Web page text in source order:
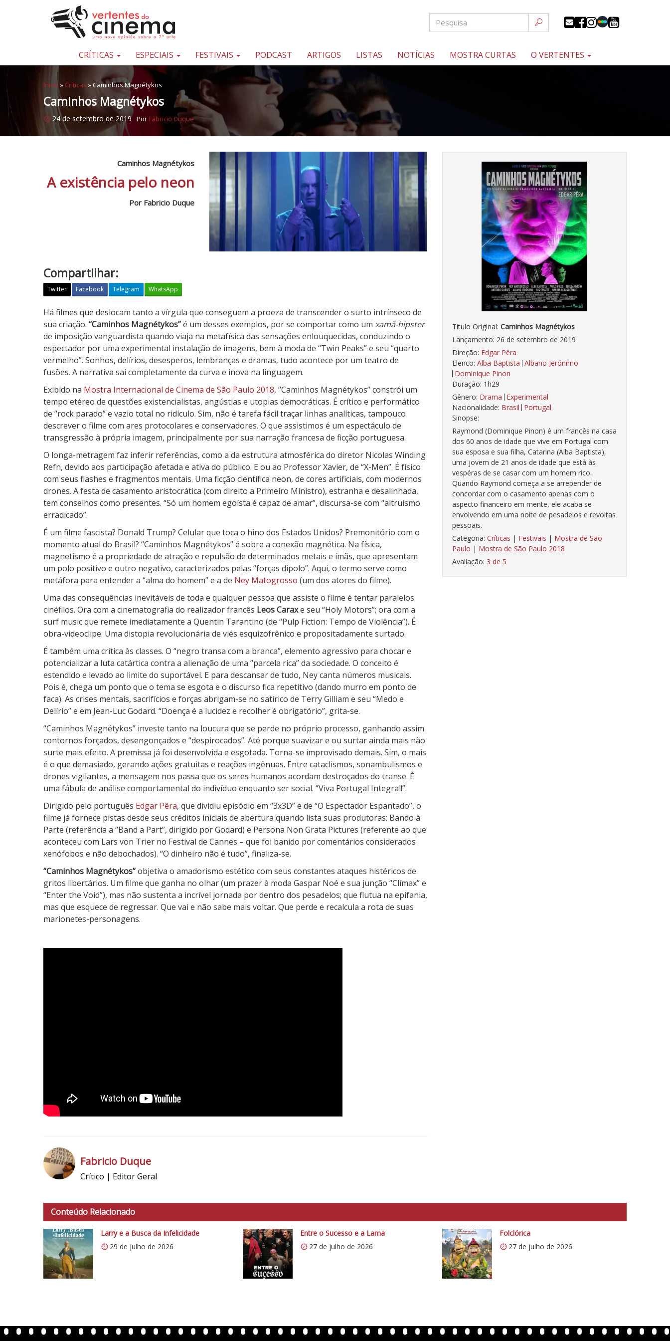
Pular para o conteúdo
Uma
sobre
sétima
arte
CRÍTICAS ESPECIAIS FESTIVAIS PODCAST ARTIGOS LISTAS NOTÍCIAS MOSTRA CURTAS O VERTENTES
Início » Críticas »Caminhos Magnétykos
Caminhos Magnétykos
24 de setembro de 2019 Por Fabricio Duque
Título Original: Caminhos Magnétykos
Lançamento: 26 de setembro de 2019
Direção: Edgar Pêra
Elenco: Alba Baptista Albano Jerónimo
Dominique Pinon
Duração: 1h29
Gênero: Drama Experimental
Nacionalidade: Brasil Portugal
Sinopse:
Raymond (Dominique Pinon) é um francês na casa
dos 60 anos de idade que vive em Portugal com
sua esposa e sua filha, Catarina (Alba Baptista),
uma jovem de 21 anos de idade que está às
vespéras de se casar com um homem rico.
Quando Raymond começa a se arrepender de
concordar com o casamento apenas com o
aspecto financeiro em mente, ele acaba se
envolvendo em uma noite de pesadelos e revoltas
pessoais.
Categoria: Críticas | Festivais | Mostra de São
Paulo | Mostra de São Paulo 2018
Avaliação: 3 de 5
Caminhos Magnétykos
A existência pelo neon
Por Fabricio Duque
Compartilhar:
Twitter Facebook Telegram WhatsApp
C
a
m
i
n
h
o
s
M
a
g
n
é
t
y
k
o
s
Há filmes que deslocam tanto a vírgula que conseguem a proeza de transcender o surto intrínseco de
sua criação. “Caminhos Magnétykos”é um desses exemplos, por se comportar como um xamã-hipster
de imposição vanguardista quando viaja na metafísica das sensações enlouquecidas, conduzindo o
espectador por uma experimental instalação de imagens, bem à moda de “Twin Peaks” e seu “quarto
vermelho”. Sonhos, delírios, desesperos, lembranças e dramas, tudo acontece por um teatro de
fusões. A narrativa sai completamente da curva e inova na linguagem.
Exibido na Mostra Internacional de Cinema de São Paulo 2018, “Caminhos Magnétykos” constrói um
tempo etéreo de questões existencialistas, angústias e utopias democráticas. É crítico e performático
de “rock parado” e vazio total no ridículo. Sim, não é tarefa fácil traçar linhas analíticas, tampouco
descrever o filme com ares protocolares e conservadores. O que assistimos é um espectáculo de
transgressão à própria imagem, principalmente por sua narração francesa de ficção portuguesa.
O longa-metragem faz inferir referências, como a da estrutura atmosférica do diretor Nicolas Winding
Refn, devido aos participação afetada e ativa do público. E ou ao Professor Xavier, de “X-Men”. É físico
com seus flashes e fragmentos mentais. Uma ficção científica neon, de cores artificiais, com modernos
drones. A festa de casamento aristocrática (com direito a Primeiro Ministro), estranha e desalinhada,
tem conselhos como presentes. “Só um homem egoísta é capaz de amar”, discursa-se com “altruísmo
erradicado”.
É um filme fascista? Donald Trump? Celular que toca o hino dos Estados Unidos? Premonitório com o
momento atual do Brasil? “Caminhos Magnétykos” é sobre a conexão magnética. Na física,
magnetismo é a propriedade de atração e repulsão de determinados metais e ímãs, que apresentam
um polo positivo e outro negativo, caracterizados pelas “forças dipolo”. Aqui, o termo serve como
metáfora para entender a “alma do homem” e a de Ney Matogrosso (um dos atores do filme).
Uma das consequências inevitáveis de toda e qualquer pessoa que assiste o filme é tentar paralelos
cinéfilos. Ora com a cinematografia do realizador francês Leos Caraxe seu “Holy Motors”; ora com a
surf music que remete imediatamente a Quentin Tarantino (de “Pulp Fiction: Tempo de Violência”). É
obra-videoclipe. Uma distopia revolucionária de viés esquizofrênico e propositadamente surtado.
É também uma crítica às classes. O “negro transa com a branca”, elemento agressivo para chocar e
potencializar a luta catártica contra a alienação de uma “parcela rica” da sociedade. O conceito é
estendido e levado ao limite do suportável. E para descansar de tudo, Ney canta números musicais.
Pois é, chega um ponto que o tema se esgota e o discurso fica repetitivo (dando murro em ponto de
faca). As crises mentais, sacrifícios e forças abrigam-se no satírico de Terry Gilliam e seu “Medo e
Delírio” e em Jean-Luc Godard. “Doença é a lucidez e recolher é obrigatório”, grita-se.
“Caminhos Magnétykos” investe tanto na loucura que se perde no próprio processo, ganhando assim
contornos forçados, desengonçados e “despirocados”. Até porque suavizar e ou surtar ainda mais não
surte mais efeito. A premissa já foi desenvolvida e esgotada. Torna-se improvisado demais. Sim, o mais
é o que demasiado, gerando ações gratuitas e reações ingênuas. Entre cataclismos, sonambulismos e
drones vigilantes, a mensagem nos passa que os seres humanos acordam destroçados do transe. É
uma fábula de análise comportamental do indivíduo enquanto ser social. “Viva Portugal Integral!”.
Dirigido pelo português Edgar Pêra, que dividiu episódio em “3x3D” e de “O Espectador Espantado”, o
filme já fornece pistas desde seus créditos iniciais de abertura quando lista suas produtoras: Bando à
Parte (referência a “Band a Part”, dirigido por Godard) e Persona Non Grata Pictures (referente ao que
aconteceu com Lars von Trier no Festival de Cannes – que foi banido por comentários considerados
xenófobos e não debochados). “O dinheiro não é tudo”, finaliza-se.
“Caminhos Magnétykos”objetiva o amadorismo estético com seus constantes ataques histéricos de
gritos libertários. Um filme que ganha no olhar (um prazer à moda Gaspar Noé e sua junção “Clímax” e
“Enter the Void”), mas não sustenta a incrível jornada por dentro dos pesadelos; que flutua na epifania,
mas que esquece de regressar. Que vai e não sabe mais voltar. Que perde e recalcula a rota de suas
marionetes-personagens.
o
t
o
r
í
t
i
c
p
:
/
/
i
p
Fabricio Duque
Crítico | Editor Geral
Conteúdo Relacionado
Larry e a Busca da Infelicidade
29 de julho de 2026
Entre o Sucesso e a Lama
27 de julho de 2026
Folclórica
27 de julho de 2026